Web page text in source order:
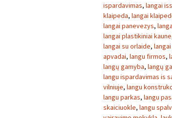
ispardavimas, langai
klaipeda, langai
langai panevezys,
langai plastikiniai kaune
langai su orlaide,
apvadai, langu firmos,
langų gamyba, langų
langu ispardavimas is
vilniuje, langu
langu parkas, langu
skaiciuokle, langu